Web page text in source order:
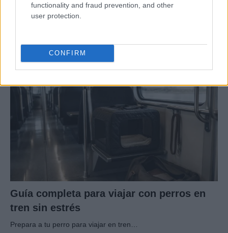
functionality and fraud prevention, and other
user protection.
CONFIRM
Guía completa para disfrutar de un eclipse
solar sin riesgos
VIAJES
Guía completa para viajar con perros en
tren sin estrés
Prepara a tu perro para viajar en tren…